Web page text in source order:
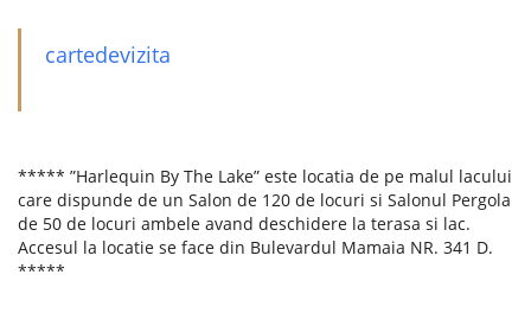
cartedevizita
***** ”Harlequin By The Lake” este locatia de pe malul lacului
care dispunde de un Salon de 120 de locuri si Salonul Pergola
de 50 de locuri ambele avand deschidere la terasa si lac.
Accesul la locatie se face din Bulevardul Mamaia NR. 341 D.
*****